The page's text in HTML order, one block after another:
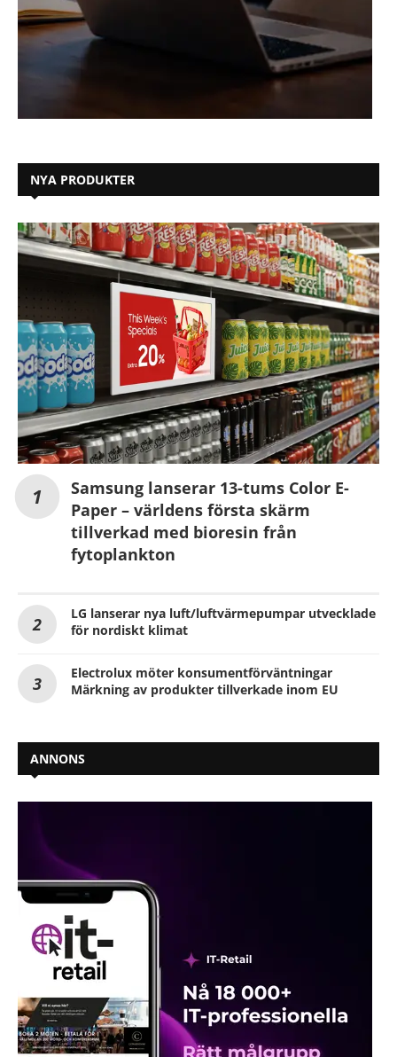
NYA PRODUKTER
Samsung lanserar 13-tums Color E-
Paper – världens första skärm
tillverkad med bioresin från
fytoplankton
LG lanserar nya luft/luftvärmepumpar utvecklade
för nordiskt klimat
Electrolux möter konsumentförväntningar
Märkning av produkter tillverkade inom EU
ANNONS